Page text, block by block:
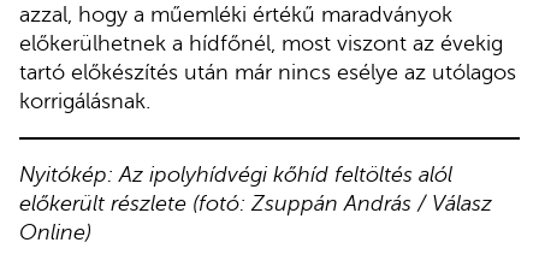
azzal, hogy a műemléki értékű maradványok
előkerülhetnek a hídfőnél, most viszont az évekig
tartó előkészítés után már nincs esélye az utólagos
korrigálásnak.
Nyitókép: Az ipolyhídvégi kőhíd feltöltés alól
előkerült részlete (fotó: Zsuppán András / Válasz
Online)